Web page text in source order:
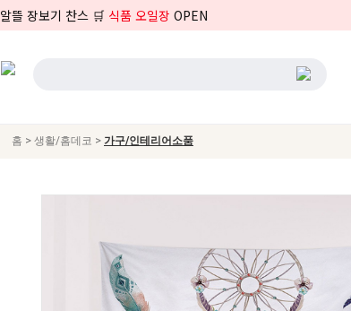
알뜰 장보기 찬스 🛒 식품 오일장 OPEN
홈 > 생활/홈데코 > 가구/인테리어소품